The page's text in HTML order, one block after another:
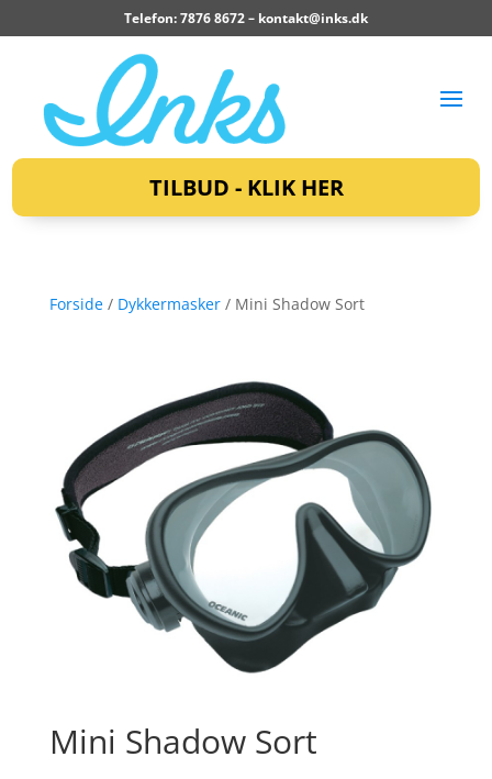
Telefon: 7876 8672 – kontakt@inks.dk
TILBUD - KLIK HER
Forside/ Dykkermasker/ Mini Shadow Sort
Mini Shadow Sort